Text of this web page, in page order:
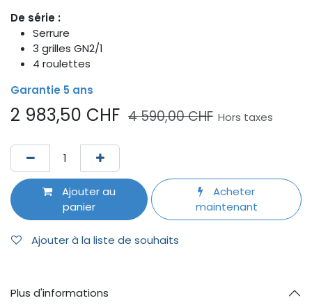
De série :
Serrure
3 grilles GN2/1
4 roulettes
Garantie 5 ans
2 983,50 CHF 4 590,00CHF Hors taxes
Ajouter au
panier
Acheter
maintenant
Ajouter à la liste de souhaits
Plus d'informations